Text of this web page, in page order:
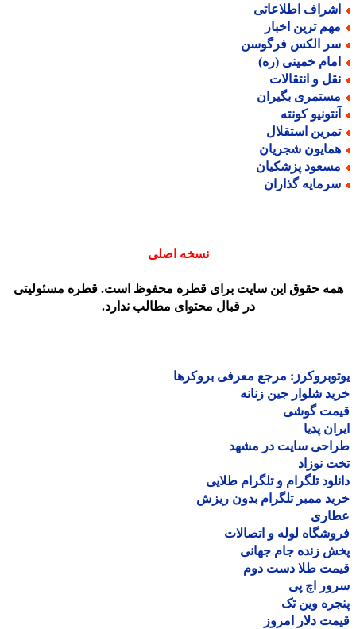
اطلاعاتی
ترین اخبار
الکس فرگوسن
خمینی (ره)
و انتقالات
بگیران
کونته
استقلال
شجریان
پزشکیان
گذاران
نسخه اصلی
حقوق این سایت برای قطره محفوظ است. قطره مسئولیتی
در قبال محتوای مطالب ندارد.
مرجع معرفی بروکرها
شلوار جین زنانه
گوشی
پدیا
سایت در مشهد
نوزاد
تلگرام و تلگرام طلایی
ممبر تلگرام بدون ریزش
لوله و اتصالات
زنده جام جهانی
طلا دست دوم
اچ پی
وین تک
دلار امروز